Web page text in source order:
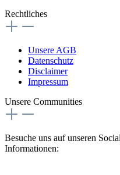
Rechtliches
Unsere AGB
Datenschutz
Disclaimer
Impressum
Unsere Communities
Besuche uns auf unseren
Informationen: